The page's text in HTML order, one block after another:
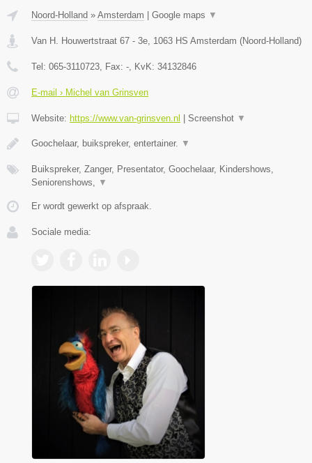
Noord-Holland » Amsterdam Google maps ▼
Van H. Houwertstraat 67 - 3e, 1063 HS Amsterdam (Noord-Holland)
Tel: 065-3110723, Fax: -, KvK: 34132846
E-mail › Michel van Grinsven
Website: https://www.van-grinsven.nl Screenshot ▼
Goochelaar, buikspreker, entertainer. ▼
Buikspreker, Zanger, Presentator, Goochelaar, Kindershows,
Seniorenshows, ▼
Er wordt gewerkt op afspraak.
Sociale media: